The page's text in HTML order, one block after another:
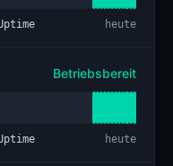
heute
Betriebsbereit
heute